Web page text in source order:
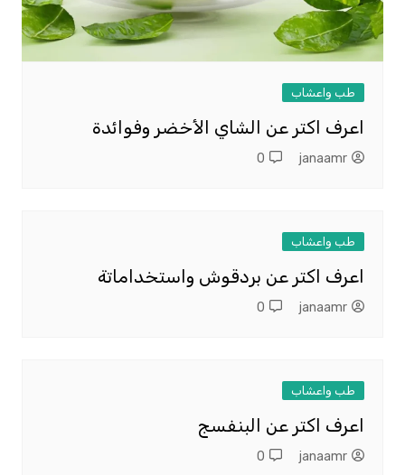
طب واعشاب
اعرف اكتر عن الشاي الأخضر وفوائدة
janaamr
0
طب واعشاب
اعرف اكتر عن بردقوش واستخداماتة
janaamr
0
طب واعشاب
اعرف اكتر عن البنفسج
janaamr
0